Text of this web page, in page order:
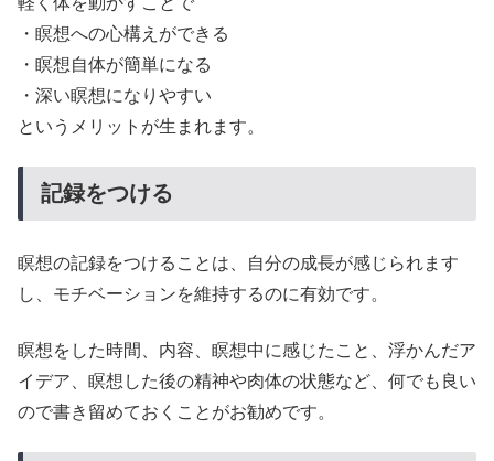
・瞑想への心構えができる
・瞑想自体が簡単になる
・深い瞑想になりやすい
というメリットが生まれます。
記録をつける
瞑想の記録をつけることは、自分の成長が感じられます
し、モチベーションを維持するのに有効です。
瞑想をした時間、内容、瞑想中に感じたこと、浮かんだア
イデア、瞑想した後の精神や肉体の状態など、何でも良い
ので書き留めておくことがお勧めです。